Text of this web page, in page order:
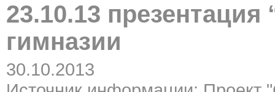
23.10.13
гимназии
30.10.2013